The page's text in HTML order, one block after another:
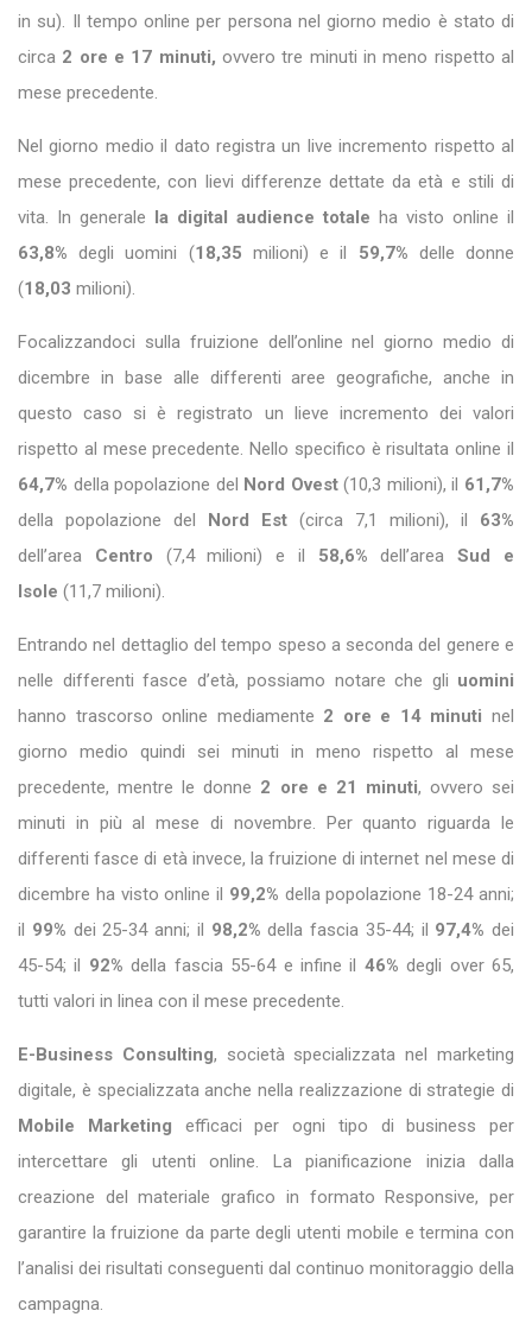
in su). Il tempo online per persona nel giorno medio è stato di
circa 2 ore e 17 minuti,ovvero tre minuti in meno rispetto al
mese precedente.
Nel giorno medio il dato registra un live incremento rispetto al
mese precedente, con lievi differenze dettate da età e stili di
vita. In generale
la digital audience totale ha visto online il
63,8% degli uomini (18,35 milioni) e il 59,7% delle donne
(18,03 milioni).
Focalizzandoci sulla fruizione dell’online nel giorno medio di
dicembre in base alle differenti aree geografiche, anche in
questo caso si è registrato un lieve incremento dei valori
rispetto al mese precedente. Nello specifico è risultata online il
64,7% della popolazione del Nord Ovest(10,3 milioni), il 61,7%
della popolazione del
Nord Est (circa 7,1 milioni), il 63%
dell’area Centro (7,4 milioni) e il 58,6% dell’areaSud e
Isole (11,7 milioni).
Entrando nel dettaglio del tempo speso a seconda del genere e
nelle differenti fasce d’età, possiamo notare che gli uomini
hanno trascorso online mediamente 2 ore e 14 minuti nel
giorno medio quindi sei minuti in meno rispetto al mese
precedente, mentre le donne 2 ore e 21 minuti, ovvero sei
minuti in più al mese di novembre. Per quanto riguarda le
differenti fasce di età invece, la fruizione di internet nel mese di
dicembre ha visto online il 99,2% della popolazione 18-24 anni;
il 99% dei 25-34 anni; il 98,2% della fascia 35-44; il 97,4% dei
45-54; il 92% della fascia 55-64 e infine il 46% degli over 65,
tutti valori in linea con il mese precedente.
E-Business Consulting, società specializzata nel marketing
digitale, è specializzata anche nella realizzazione di strategie di
Mobile Marketing efficaci per ogni tipo di business per
intercettare gli utenti online. La pianificazione inizia dalla
creazione del materiale grafico in formato Responsive, per
garantire la fruizione da parte degli utenti mobile e termina con
l’analisi dei risultati conseguenti dal continuo monitoraggio della
campagna.